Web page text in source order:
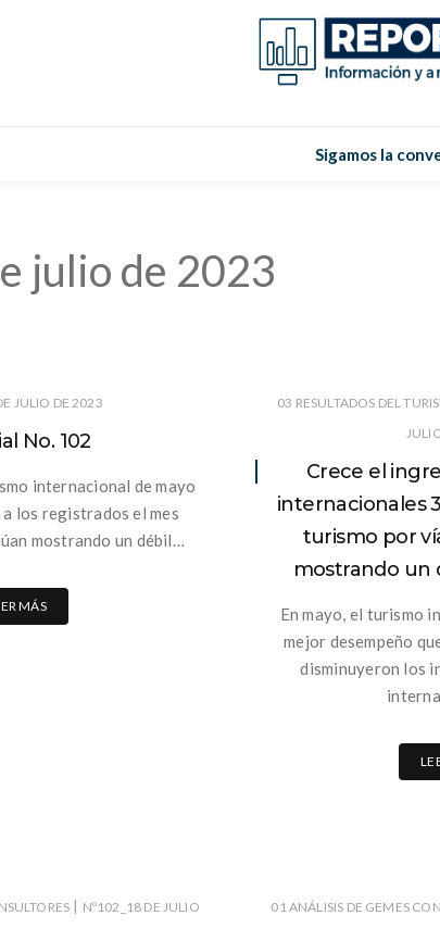
Sigamos la
julio de 2023
JULIO DE 2023
No. 102
internacional de mayo
los registrados el mes
mostrando un débil…
MÁS
03 RESULTADOS DEL
Crece el
internacionales
turismo por
mostrando un
En mayo, el turismo
mejor desempeño
disminuyeron los
| Nº102_18 DE JULIO
01 ANÁLISIS DE GEMES